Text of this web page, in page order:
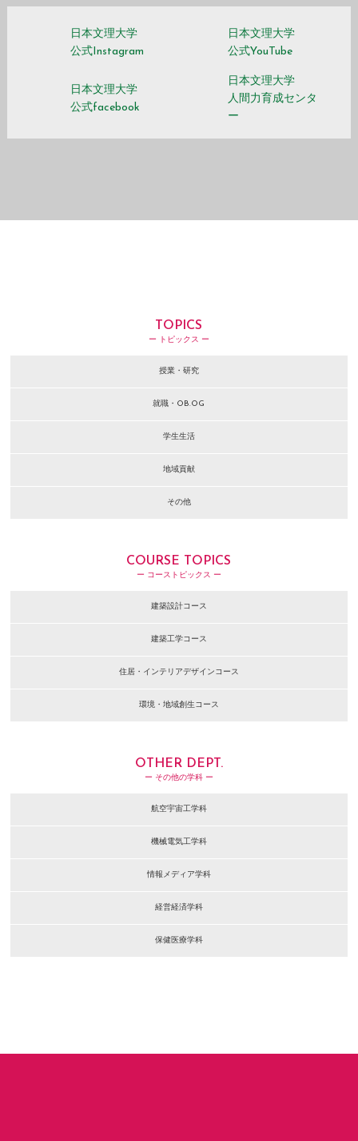
日本文理大学
公式Instagram
日本文理大学
公式YouTube
日本文理大学
公式facebook
日本文理大学
人間力育成センタ
ー
TOPICS
ー トピックス ー
授業・研究
就職・OB.OG
学生生活
地域貢献
その他
COURSE TOPICS
ー コーストピックス ー
建築設計コース
建築工学コース
住居・インテリアデザインコース
環境・地域創生コース
OTHER DEPT.
ー その他の学科 ー
航空宇宙工学科
機械電気工学科
情報メディア学科
経営経済学科
保健医療学科